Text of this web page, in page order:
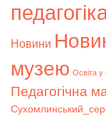
Новини
музею Освіта у
Педагогічна